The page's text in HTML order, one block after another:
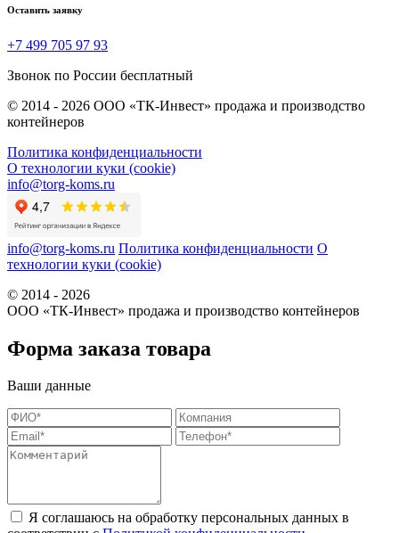
Оставить заявку
+7 499 705 97 93
Звонок по России бесплатный
© 2014 - 2026 ООО «ТК-Инвест» продажа и производство
контейнеров
Политика конфиденциальности
О технологии куки (cookie)
info@torg-koms.ru
info@torg-koms.ru Политика конфиденциальности О
технологии куки (cookie)
© 2014 - 2026
ООО «ТК-Инвест» продажа и производство контейнеров
Форма заказа товара
Ваши данные
Я соглашаюсь на обработку персональных данных в